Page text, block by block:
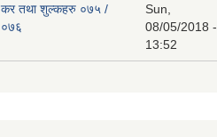
कर तथा शुल्कहरु ०७५ /
०७६
Sun,
08/05/2018 -
13:52